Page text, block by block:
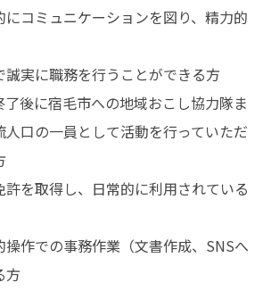
にコミュニケーションを図り、精力的
誠実に職務を行うことができる方
了後に宿毛市への地域おこし協力隊ま
人口の一員として活動を行っていただ
許を取得し、日常的に利用されている
操作での事務作業（文書作成、SNSへ
方